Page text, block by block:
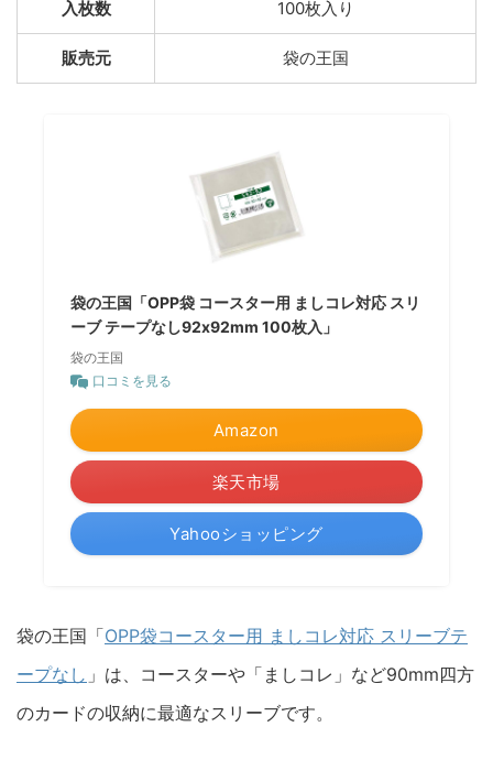
入枚数 100枚入り
販売元 袋の王国
袋の王国「OPP袋 コースター用 ましコレ対応 スリ
ーブ テープなし92x92mm 100枚入」
袋の王国
口コミを見る
Amazon
楽天市場
Yahooショッピング
袋の王国「OPP袋コースター用 ましコレ対応 スリーブテ
ープなし 」は、コースターや「ましコレ」など90mm四方
のカードの収納に最適なスリーブです。